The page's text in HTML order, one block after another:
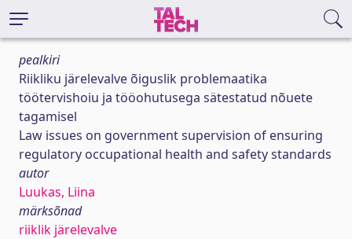
pealkiri
Riikliku järelevalve õiguslik problemaatika
töötervishoiu ja tööohutusega sätestatud nõuete
tagamisel
Law issues on government supervision of ensuring
regulatory occupational health and safety standards
autor
Luukas, Liina
märksõnad
riiklik järelevalve